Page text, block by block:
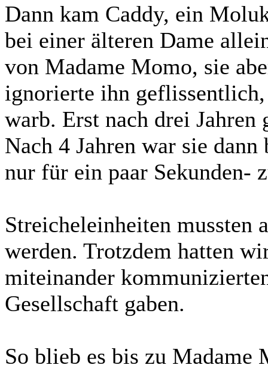
Dann kam Caddy, ein
bei einer älteren Dame
von Madame Momo, sie
ignorierte ihn
warb. Erst nach drei Jahren
Nach 4 Jahren war sie
nur für ein paar Sekunden-
Streicheleinheiten mussten
werden. Trotzdem hatten
miteinander
Gesellschaft gaben.
So blieb es bis zu Madame